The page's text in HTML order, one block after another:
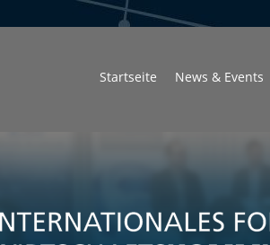
Startseite News & Events